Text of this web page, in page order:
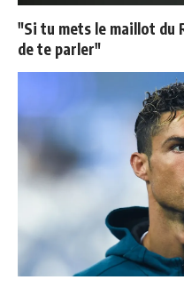
"Si tu mets le maillot du
de te parler"